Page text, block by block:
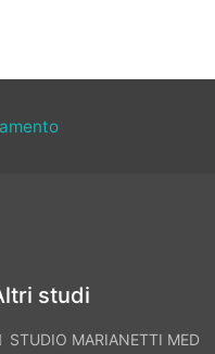
studi
STUDIO MARIANETTI MED